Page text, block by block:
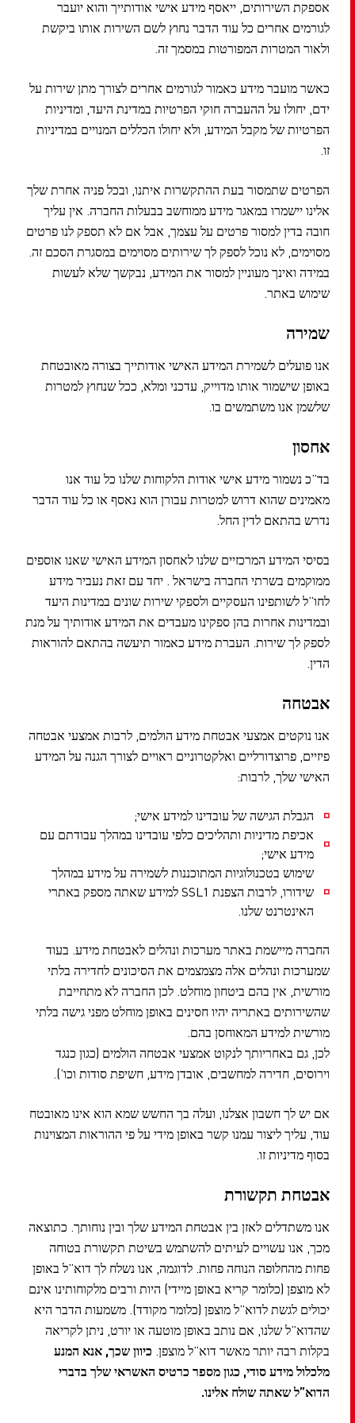
אספקת השירותים, ייאסף מידע אישי אודותייך והוא יועבר
לגורמים אחרים כל עוד הדבר נחוץ לשם השירות אותו ביקשת
ולאור המטרות המפורטות במסמך זה.
כאשר מועבר מידע כאמור לגורמים אחרים לצורך מתן שירות על
ידם, יחולו על ההעברה חוקי הפרטיות במדינת היעד, ומדיניות
הפרטיות של מקבל המידע, ולא יחולו הכללים המנויים במדיניות
זו.
הפרטים שתמסור בעת ההתקשרות איתנו, ובכל פניה אחרת שלך
אלינו יישמרו במאגר מידע ממוחשב בבעלות החברה. אין עליך
חובה בדין למסור פרטים על עצמך, אבל אם לא תספק לנו פרטים
מסוימים, לא נוכל לספק לך שירותים מסוימים במסגרת הסכם זה.
במידה ואינך מעוניין למסור את המידע, נבקשך שלא לעשות
שימוש באתר.
שמירה
אנו פועלים לשמירת המידע האישי אודותייך בצורה מאובטחת
באופן שישמור אותו מדוייק, עדכני ומלא, ככל שנחוץ למטרות
שלשמן אנו משתמשים בו.
אחסון
בד”כ נשמור מידע אישי אודות הלקוחות שלנו כל עוד אנו
מאמינים שהוא דרוש למטרות עבורן הוא נאסף או כל עוד הדבר
נדרש בהתאם לדין החל.
בסיסי המידע המרכזיים שלנו לאחסון המידע האישי שאנו אוספים
ממוקמים בשרתי החברה בישראל . יחד עם זאת נעביר מידע
לחו”ל לשותפינו העסקיים ולספקי שירות שונים במדינות היעד
ובמדינות אחרות בהן ספקינו מעבדים את המידע אודותיך על מנת
לספק לך שירות. העברת מידע כאמור תיעשה בהתאם להוראות
הדין.
אבטחה
אנו נוקטים אמצעי אבטחת מידע הולמים, לרבות אמצעי אבטחה
פיזיים, פרוצדורליים ואלקטרוניים ראויים לצורך הגנה על המידע
האישי שלך, לרבות:
הגבלת הגישה של עובדינו למידע אישי;
אכיפת מדיניות ותהליכים כלפי עובדינו במהלך עבודתם עם
מידע אישי;
שימוש בטכנולוגיות המתוכננות לשמירה על מידע במהלך
שידורו, לרבות הצפנת SSL1 למידע שאתה מספק באתרי
האינטרנט שלנו.
החברה מיישמת באתר מערכות ונהלים לאבטחת מידע. בעוד
שמערכות ונהלים אלה מצמצמים את הסיכונים לחדירה בלתי
מורשית, אין בהם ביטחון מוחלט. לכן החברה לא מתחייבת
שהשירותים באתריה יהיו חסינים באופן מוחלט מפני גישה בלתי
מורשית למידע המאוחסן בהם.
לכן, גם באחריותך לנקוט אמצעי אבטחה הולמים (כגון כנגד
וירוסים, חדירה למחשבים, אובדן מידע, חשיפת סודות וכו’).
אם יש לך חשבון אצלנו, ועלה בך החשש שמא הוא אינו מאובטח
עוד, עליך ליצור עמנו קשר באופן מידי על פי ההוראות המצוינות
בסוף מדיניות זו.
אבטחת תקשורת
אנו משתדלים לאזן בין אבטחת המידע שלך ובין נוחותך. כתוצאה
מכך, אנו עשויים לעיתים להשתמש בשיטת תקשורת בטוחה
פחות מהחלופה הנוחה פחות. לדוגמה, אנו נשלח לך דוא”ל באופן
לא מוצפן (כלומר קריא באופן מיידי) היות ורבים מלקוחותינו אינם
יכולים לגשת לדוא”ל מוצפן (כלומר מקודד). משמעות הדבר היא
שהדוא”ל שלנו, אם נותב באופן מוטעה או יורט, ניתן לקריאה
בקלות רבה יותר מאשר דוא”ל מוצפן. כיוון שכך, אנא המנע
מלכלול מידע סודי, כגון מספר כרטיס האשראי שלך בדברי
הדוא”ל שאתה שולח אלינו.